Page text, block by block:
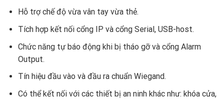
Hỗ trợ chế độ vừa vân tay vừa thẻ.
Tích hợp kết nối cổng IP và cổng Serial, USB-host.
Chức năng tự báo động khi bị tháo gỡ và cổng Alarm
Output.
Tín hiệu đầu vào và đầu ra chuẩn Wiegand.
Có thể kết nối với các thiết bị an ninh khác như: khóa cửa,